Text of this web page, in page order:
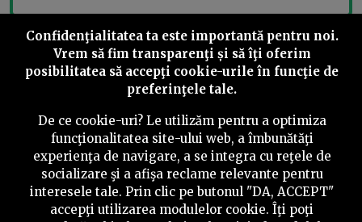
Share this
©2026 PressOne.ro
RSSNewslettere Despre noiPolitica editorială
Confidenţialitatea ta este importantă pentru noi.
Vrem să fim transparenţi și să îţi oferim
posibilitatea să accepţi cookie-urile în funcţie de
preferinţele tale.
De ce cookie-uri? Le utilizăm pentru a optimiza
funcţionalitatea site-ului web, a îmbunătăţi
experienţa de navigare, a se integra cu reţele de
socializare şi a afişa reclame relevante pentru
interesele tale. Prin clic pe butonul "DA, ACCEPT"
accepţi utilizarea modulelor cookie. Îţi poţi